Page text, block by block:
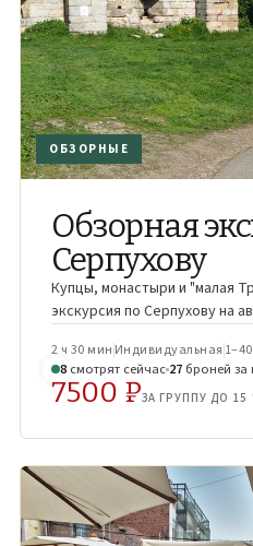
ОБЗОРНЫЕ
Обзорная
Серпухову
Купцы, монаcтыри и "малая
экскурсия по Серпухову на
2 ч 30 мин Индивидуальная
7 смотрят сейчас 27 броней за
7500 ₽ЗА ГРУППУ ДО 15